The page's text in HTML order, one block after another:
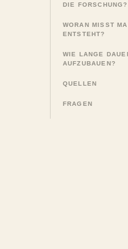
DIE FORSCHUNG?
WORAN MISST
ENTSTEHT?
WIE LANGE
AUFZUBAUEN?
QUELLEN
FRAGEN